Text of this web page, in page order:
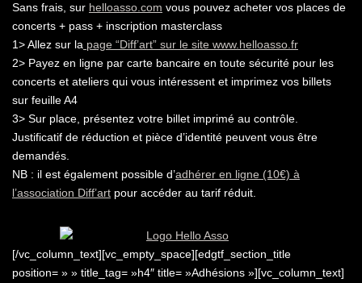
Sans frais, sur helloasso.com vous pouvez acheter vos places de
concerts + pass + inscription masterclass
1> Allez sur la page “Diff’art” sur le site www.helloasso.fr
2> Payez en ligne par carte bancaire en toute sécurité pour les
concerts et ateliers qui vous intéressent et imprimez vos billets
sur feuille A4
3> Sur place, présentez votre billet imprimé au contrôle.
Justificatif de réduction et pièce d’identité peuvent vous être
demandés.
NB : il est également possible d’adhérer en ligne (10€) à
l’association Diff’art pour accéder au tarif réduit.
[/vc_column_text][vc_empty_space][edgtf_section_title
position= » » title_tag= »h4″ title= »Adhésions »][vc_column_text]